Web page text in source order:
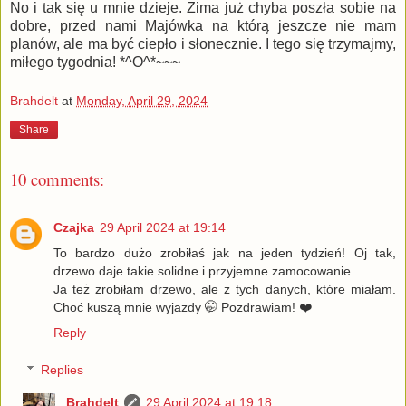
No i tak się u mnie dzieje. Zima już chyba poszła sobie na
dobre, przed nami Majówka na którą jeszcze nie mam
planów, ale ma być ciepło i słonecznie. I tego się trzymajmy,
miłego tygodnia! *^O^*~~~
Brahdelt at Monday, April 29, 2024
Share
10 comments:
Czajka 29 April 2024 at 19:14
To bardzo dużo zrobiłaś jak na jeden tydzień! Oj tak,
drzewo daje takie solidne i przyjemne zamocowanie.
Ja też zrobiłam drzewo, ale z tych danych, które miałam.
Choć kuszą mnie wyjazdy 🤭 Pozdrawiam! ❤️
Reply
Replies
Brahdelt 29 April 2024 at 19:18